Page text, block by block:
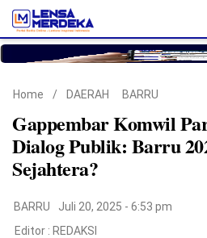
Home / DAERAH BARRU
Gappembar Komwil
Dialog Publik: Barru
Sejahtera?
BARRU
Juli 20, 2025 - 6:53 pm
Editor : REDAKSI